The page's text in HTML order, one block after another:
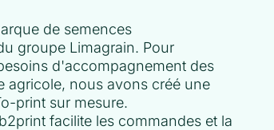
de semences
groupe Limagrain. Pour
d'accompagnement des
agricole, nous avons créé une
print sur mesure.
facilite les commandes et la